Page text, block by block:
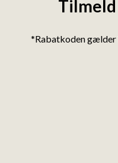
Tilmeld
*Rabatkoden gælder